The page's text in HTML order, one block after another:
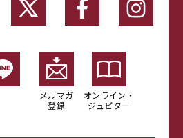
メルマガ
登録
オンライン・
ジュピター